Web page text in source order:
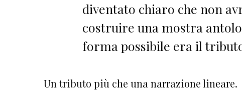
diventato chiaro che non
costruire una mostra
forma possibile era il
Un tributo più che una narrazione lineare.